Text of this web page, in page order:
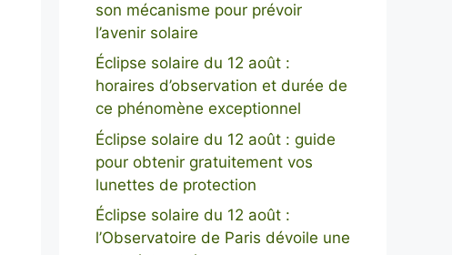
son mécanisme pour prévoir
l’avenir solaire
Éclipse solaire du 12 août :
horaires d’observation et durée de
ce phénomène exceptionnel
Éclipse solaire du 12 août : guide
pour obtenir gratuitement vos
lunettes de protection
Éclipse solaire du 12 août :
l’Observatoire de Paris dévoile une